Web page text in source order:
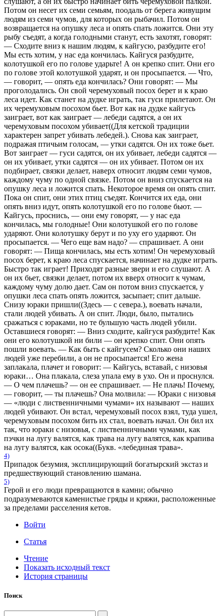
Потом он несет их семи семьям, поодаль от берега живущим
людям из семи чумов, для которых он рыбачил. Потом он
возвращается на опушку леса и опять спать ложится. Они эту
рыбу съедят, а когда голодными станут, есть захотят, говорят:
— Сходите вниз к нашим людям, к кайгусю, разбудите его!
Мы есть хотим, у нас еда кончилась. Кайгуся разбудите,
колотушкой его по голове ударьте! А он крепко спит. Они его
по голове этой колотушкой ударят, и он просыпается. — Что,
— говорит, — опять еда кончилась? Они говорят: — Мы
проголодались. Он свой черемуховый посох берет и к краю
леса идет. Как станет на дудке играть, так гуси прилетают. Он
их черемуховым посохом бьет. Вот как на дудке кайгусь
заиграет, вот как заиграет — лебеди садятся, а он их
черемуховым посохом убивает((Для кетской традиции
характерен запрет убивать лебедей.). Снова как заиграет,
подражая птичьим голосам, — утки садятся. Он их тоже бьет.
Вот заиграет — гуси садятся, он их убивает, лебеди садятся —
он их убивает, утки садятся — он их убивает. Потом он их
подбирает, связки делает, наверх относит людям семи чумов,
каждому чуму по одной связке. Потом он вниз спускается на
опушку леса и ложится спать. Некоторое время он опять спит.
Пока он спит, они этих птиц съедят. Кончится их еда, они
опять вниз идут, опять колотушкой его по голове бьют. —
Кайгусь, проснись, — они ему говорят, — у нас еда
кончилась, мы голодные! Они колотушкой его по голове
ударяют. Они колотушку берут и по уху его ударяют. Он
просыпается. — Чего еще вам надо? — спрашивает. А они
говорят: — Пища кончилась, мы есть хотим! Он черемуховый
посох берет, к краю леса спускается, начинает на дудке играть.
Быстро так играет! Приходят разные звери и его слушают. А
он их бьет, связки делает, потом их вверх относит к чумам,
каждому чуму долю дает. Сам он потом вниз спускается, у
опушки леса спать опять ложится, засыпает; спит дальше.
Снизу юраки пришли((Здесь — с севера.), воевать начали,
стали людей убивать. А он спит. Люди, было, пытались
сражаться с юраками, но те бульшую часть людей убили.
Оставшиеся говорят: — Вниз сходите, кайгуся разбудите! Как
они его колотушкой ни били — он крепко спит. Они опять
пошли воевать. — Как быть с кайгусем? Сколько они наших
людей уже перебили, а он не просыпается! Его жена
заплакала, плачет и говорит: — Кайгусь, вставай, с низовья
юраки… Она плакала, слеза упала ему в ухо. Он и проснулся.
— О чем плачешь? — он ее спрашивает. — Не плачь! Почему,
— говорит, — ты плачешь? Она молвила: — Юраки с низовья
— «люди с лиственничными чумами» их называют — наших
людей убивают. Он встал, черемуховый посох взял, туда ушел,
черемуховым посохом бить их стал, воевать начал. Он бил их
так, что юраки с низовья, с лиственничными чумами, как
пэчки на лугу валятся, как трава на лугу валятся, как крапива
на лугу валятся, как осока((Букв. «лебединая трава».
4)
Припадок безумия, эксплицирующий богатырский экстаз и
предшествующий становлению шамана.
5)
Герой и его люди превращаются в камни; обычно
подразумеваются каменистые гряды и кряжи, расположенные
за пределами расселения кетов.
Войти
Статья
Чтение
Показать исходный текст
История страницы
Поиск